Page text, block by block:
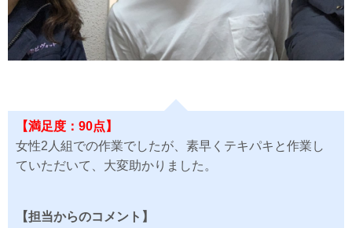
【満足度：90点】
女性2人組での作業でしたが、素早くテキパキと作業し
ていただいて、大変助かりました。
【担当からのコメント】